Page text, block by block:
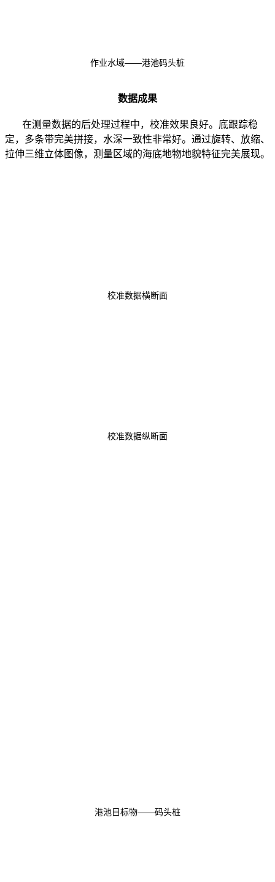
作业水域——港池码头桩
数据成果
在测量数据的后处理过程中，校准效果良好。底跟踪稳
定，多条带完美拼接，水深一致性非常好。通过旋转、放缩、
拉伸三维立体图像，测量区域的海底地物地貌特征完美展现。
校准数据横断面
校准数据纵断面
港池目标物——码头桩